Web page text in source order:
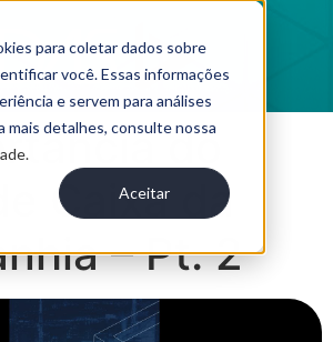
para coletar dados sobre
você. Essas informações
e servem para análises
mais detalhes, consulte nossa
Aceitar
do
Caixa da
– Pt. 2